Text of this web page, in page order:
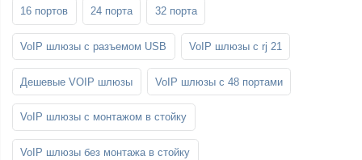
16 портов 24 порта 32 порта
VoIP шлюзы с разъемом USB VoIP шлюзы с rj 21
Дешевые VOIP шлюзы VoIP шлюзы с 48 портами
VoIP шлюзы с монтажом в стойку
VoIP шлюзы без монтажа в стойку